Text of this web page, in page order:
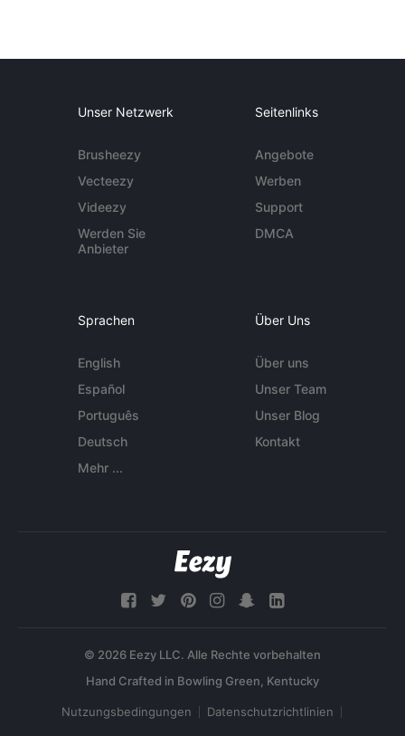
Unser Netzwerk
Brusheezy
Vecteezy
Videezy
Werden Sie
Anbieter
Seitenlinks
Angebote
Werben
Support
DMCA
Sprachen
English
Español
Português
Deutsch
Mehr ...
Über Uns
Über uns
Unser Team
Unser Blog
Kontakt
© 2026 Eezy LLC. Alle Rechte vorbehalten
Nutzungsbedingungen Datenschutzrichtlinien